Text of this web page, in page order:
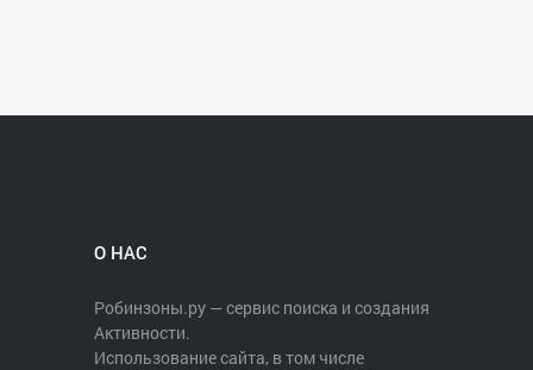
О НАС
Робинзоны.ру — сервис поиска и создания
Активности.
Использование сайта, в том числе